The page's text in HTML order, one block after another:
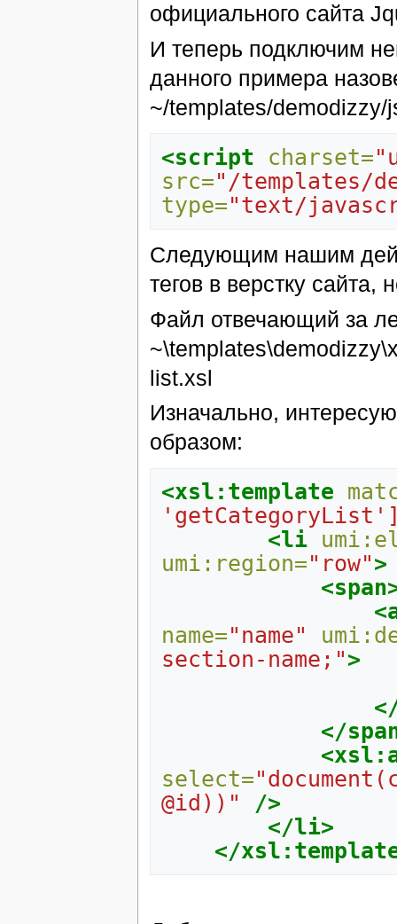
официального сайта
И теперь подключим
данного примера
~/templates/demodizzy/
<script charset=
src="/templates/
type="text/
Следующим нашим
тегов в верстку
Файл отвечающий за
list.xsl
Изначально,
образом:
<xsl:template
<li
umi:region="row">
name="name"
section-name;">
</
select=
@id))"
/>
</li>
</